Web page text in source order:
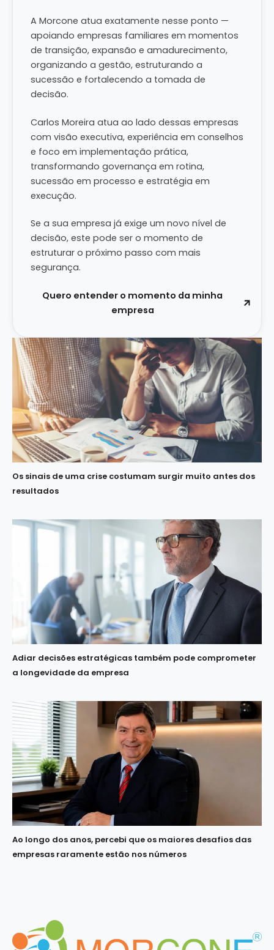
A Morcone atua exatamente nesse ponto —
apoiando empresas familiares em momentos
de transição, expansão e amadurecimento,
organizando a gestão, estruturando a
sucessão e fortalecendo a tomada de
decisão.
Carlos Moreira atua ao lado dessas empresas
com visão executiva, experiência em conselhos
e foco em implementação prática,
transformando governança em rotina,
sucessão em processo e estratégia em
execução.
Se a sua empresa já exige um novo nível de
decisão, este pode ser o momento de
estruturar o próximo passo com mais
segurança.
Quero entender o momento da minha
empresa
Os sinais de uma crise costumam surgir muito antes dos
resultados
Adiar decisões estratégicas também pode comprometer
a longevidade da empresa
Ao longo dos anos, percebi que os maiores desafios das
empresas raramente estão nos números